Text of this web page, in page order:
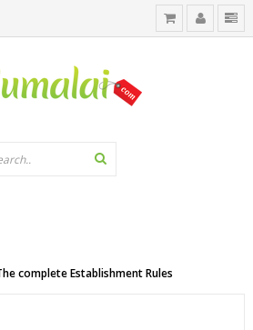
complete Establishment Rules